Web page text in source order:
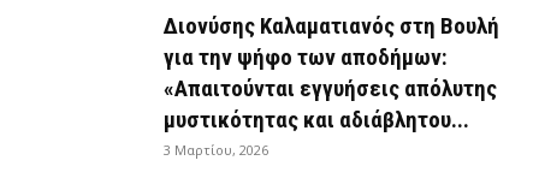
Διονύσης Καλαματιανός στη Βουλή
για την ψήφο των αποδήμων:
«Απαιτούνται εγγυήσεις απόλυτης
μυστικότητας και αδιάβλητου...
3 Μαρτίου, 2026